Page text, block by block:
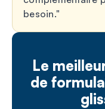
besoin.
Le
de